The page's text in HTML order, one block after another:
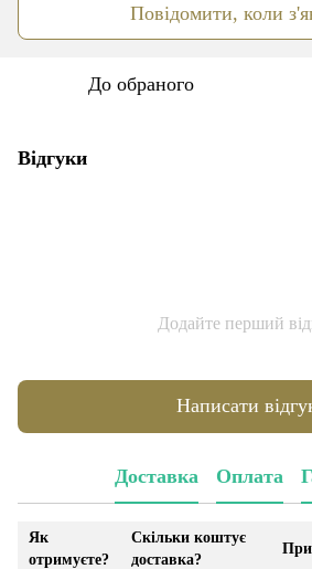
Повідомити, коли
До обраного
Відгуки
Додайте перший
Написати
Доставка Оплата
Як
отримуєте?
Скільки коштує
доставка?